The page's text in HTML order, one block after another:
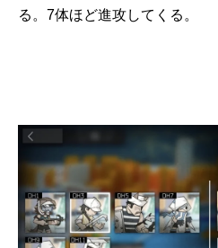
る。7体ほど進攻してくる。